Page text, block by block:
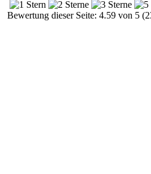
Bewertung dieser Seite: 4.59 von 5